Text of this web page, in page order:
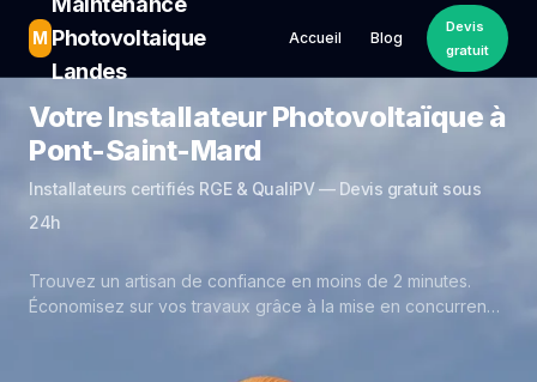
M Photovoltaique
Landes
Accueil Blog
Devis
gratuit
Votre Installateur Photovoltaïque à
Pont-Saint-Mard
Installateurs certifiés RGE & QualiPV — Devis gratuit sous
24h
Trouvez un artisan de confiance en moins de 2 minutes.
Économisez sur vos travaux grâce à la mise en concurrence